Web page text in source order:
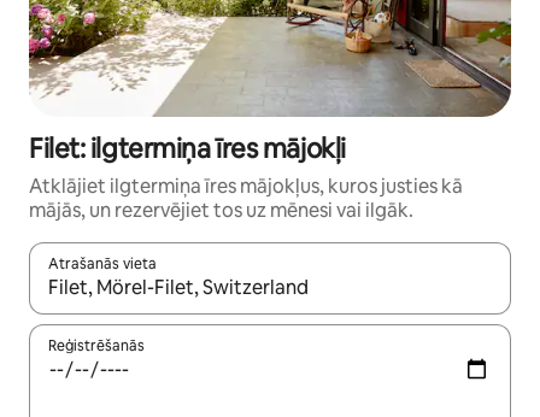
Filet: ilgtermiņa īres mājokļi
Atklājiet ilgtermiņa īres mājokļus, kuros justies kā
mājās, un rezervējiet tos uz mēnesi vai ilgāk.
Atrašanās vieta
Kad rezultāti kļūs pieejami, izmantojiet bultiņu uz augšu un
Reģistrēšanās